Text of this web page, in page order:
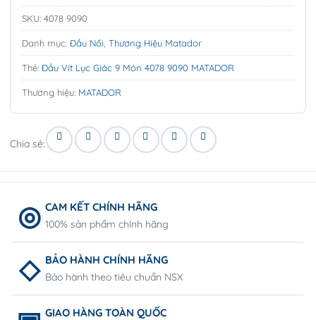
SKU: 4078 9090
Danh mục: Đầu Nối Thương Hiệu Matador
Thẻ: Đầu Vít Lục Giác 9 Món 4078 9090 MATADOR
Thương hiệu: MATADOR
Chia sẻ:
CAM KẾT CHÍNH HÃNG
100% sản phẩm chính hãng
BẢO HÀNH CHÍNH HÃNG
Bảo hành theo tiêu chuẩn NSX
GIAO HÀNG TOÀN QUỐC